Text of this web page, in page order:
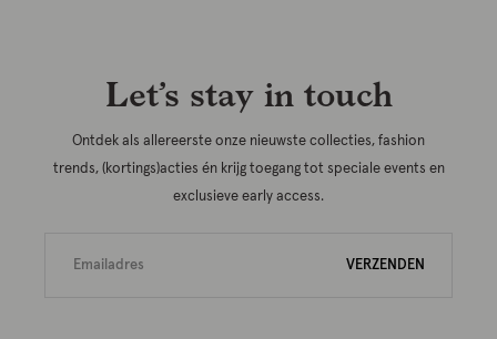
Let’s stay in touch
Ontdek als allereerste onze nieuwste collecties, fashion
trends, (kortings)acties én krijg toegang tot speciale events en
exclusieve early access.
VERZENDEN